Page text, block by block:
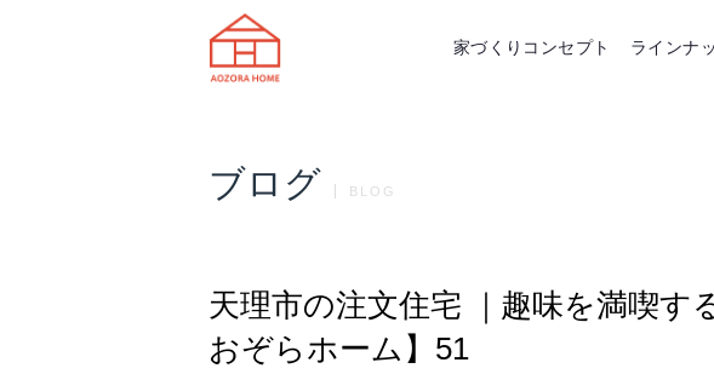
家づくりコンセプト
ラインナ
ブログ BLOG
天理市の注文住宅 ｜趣味を満喫す
おぞらホーム】51